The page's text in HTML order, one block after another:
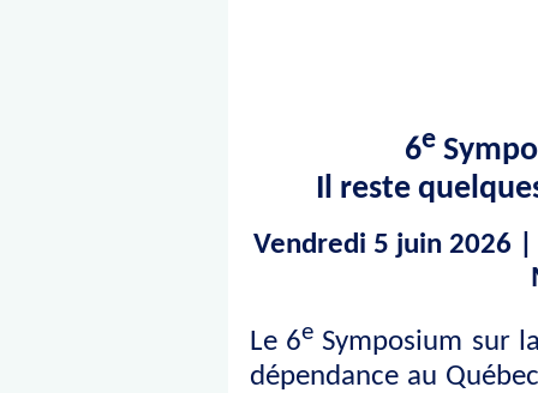
6e
Il reste
Vendredi 5 juin 2026
Le 6e Symposium sur
dépendance au